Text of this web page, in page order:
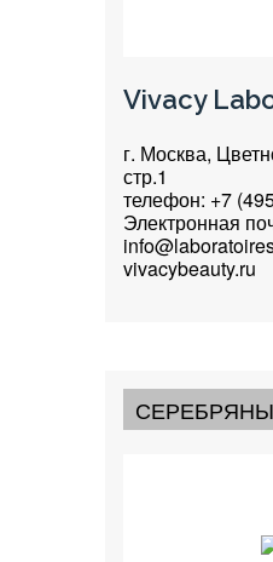
Vivacy
г. Москва,
стр.1
телефон: +7
Электронная
vivacybeauty.ru